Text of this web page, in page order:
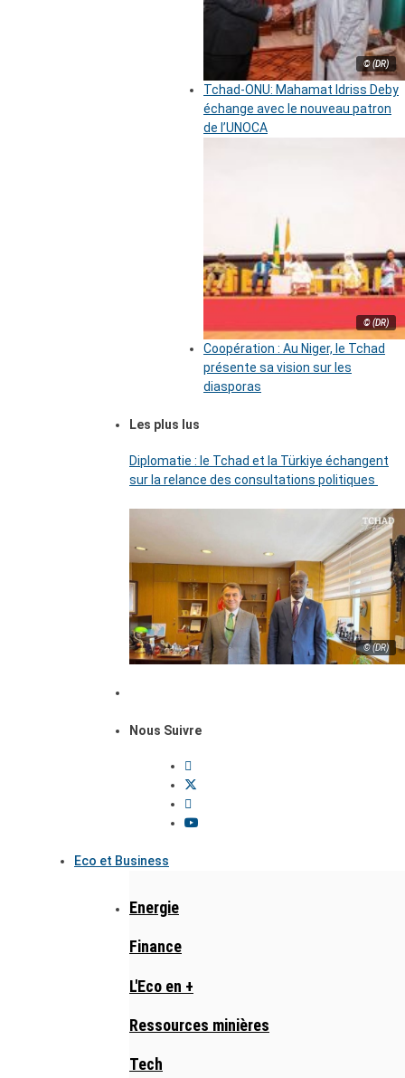
© (DR)
Tchad-ONU: Mahamat Idriss Deby
échange avec le nouveau patron
de l’UNOCA
© (DR)
Coopération : Au Niger, le Tchad
présente sa vision sur les
diasporas
Les plus lus
Diplomatie : le Tchad et la Türkiye échangent
sur la relance des consultations politiques
© (DR)
Nous Suivre
Eco et Business
Energie
Finance
L'Eco en +
Ressources minières
Tech